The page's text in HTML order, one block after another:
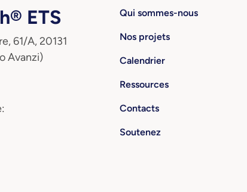
ETS
61/A, 20131
Avanzi)
Qui sommes-nous
Nos projets
Calendrier
Ressources
Contacts
Soutenez